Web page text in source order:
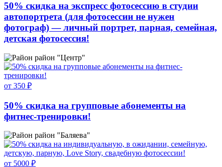
50% скидка на экспресс фотосессию в студии
автопортрета (для фотосессии не нужен
фотограф) — личный портрет, парная, семейная,
детская фотосессия!
район "Центр"
от 350 ₽
50% скидка на групповые абонементы на
фитнес-тренировки!
район "Баляева"
от 5000 ₽